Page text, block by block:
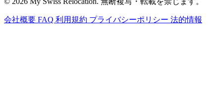
会社概要 FAQ 利用規約 プライバシーポリシー 法的情報